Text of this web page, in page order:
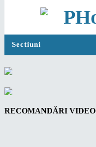
Sectiuni
RECOMANDĂRI VIDEO